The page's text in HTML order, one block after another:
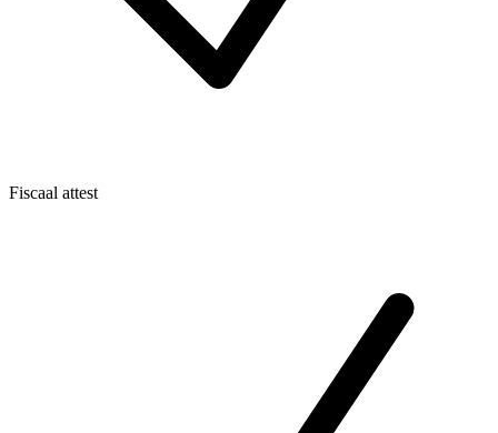
Fiscaal attest